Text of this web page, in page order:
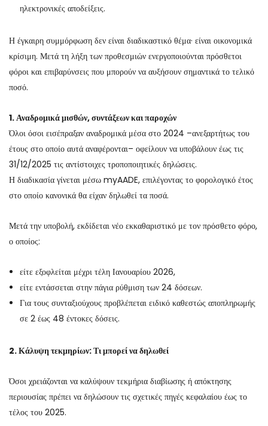
ηλεκτρονικές αποδείξεις.
Η έγκαιρη συμμόρφωση δεν είναι διαδικαστικό θέμα· είναι οικονομικά
κρίσιμη. Μετά τη λήξη των προθεσμιών ενεργοποιούνται πρόσθετοι
φόροι και επιβαρύνσεις που μπορούν να αυξήσουν σημαντικά το τελικό
ποσό.
1. Αναδρομικά μισθών, συντάξεων και παροχών
Όλοι όσοι εισέπραξαν αναδρομικά μέσα στο 2024 –ανεξαρτήτως του
έτους στο οποίο αυτά αναφέρονται– οφείλουν να υποβάλουν έως τις
31/12/2025 τις αντίστοιχες τροποποιητικές δηλώσεις.
Η διαδικασία γίνεται μέσω myAADE, επιλέγοντας το φορολογικό έτος
στο οποίο κανονικά θα είχαν δηλωθεί τα ποσά.
Μετά την υποβολή, εκδίδεται νέο εκκαθαριστικό με τον πρόσθετο φόρο,
ο οποίος:
είτε εξοφλείται μέχρι τέλη Ιανουαρίου 2026,
είτε εντάσσεται στην πάγια ρύθμιση των 24 δόσεων.
Για τους συνταξιούχους προβλέπεται ειδικό καθεστώς αποπληρωμής
σε 2 έως 48 έντοκες δόσεις.
2. Κάλυψη τεκμηρίων: Τι μπορεί να δηλωθεί
Όσοι χρειάζονται να καλύψουν τεκμήρια διαβίωσης ή απόκτησης
περιουσίας πρέπει να δηλώσουν τις σχετικές πηγές κεφαλαίου έως το
τέλος του 2025.